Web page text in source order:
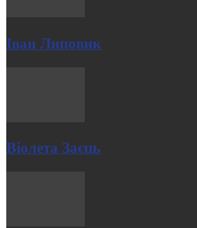
Іван Липовик
Віолета Заєць